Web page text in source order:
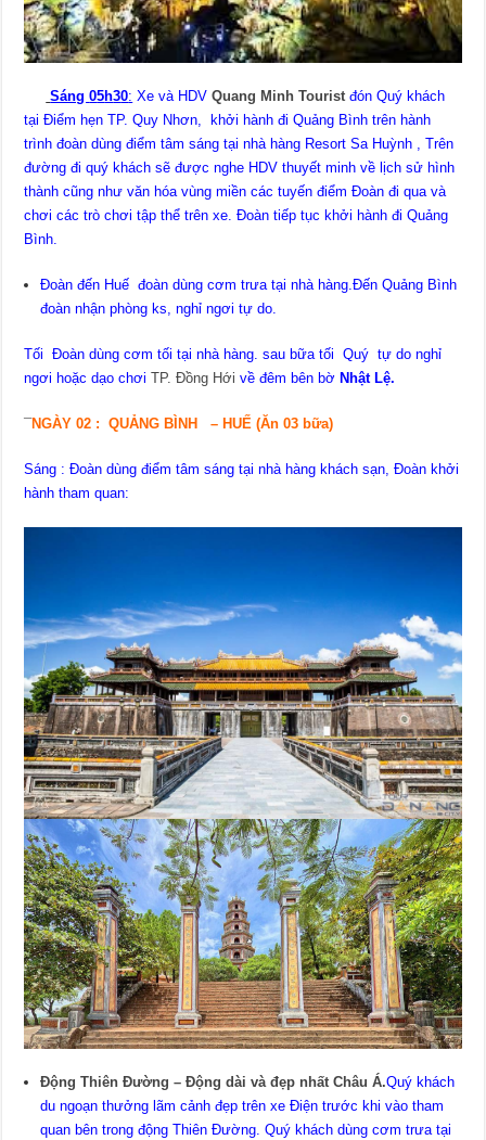
Sáng05h30: Xe và HDVQuang Minh Tourist đón Quý khách
tại Điểm hẹn TP. Quy Nhơn, khởi hành đi Quảng Bình trên hành
trình đoàn dùng điểm tâm sáng tại nhà hàng Resort Sa Huỳnh , Trên
đường đi quý khách sẽ được nghe HDV thuyết minh về lịch sử hình
thành cũng như văn hóa vùng miền các tuyến điểm Đoàn đi qua và
chơi các trò chơi tập thể trên xe. Đoàn tiếp tục khởi hành đi Quảng
Bình.
Đoàn đến Huế đoàn dùng cơm trưa tại nhà hàng.Đến Quảng Bình
đoàn nhận phòng ks, nghỉ ngơi tự do.
Tối Đoàn dùng cơm tối tại nhà hàng. sau bữa tối Quý tự do nghỉ
ngơi hoặc dạo chơiTP. Đồng Hới về đêm bên bờ Nhật Lệ.
¯NGÀY02 : QUẢNG BÌNH – HUẾ(Ăn 03 bữa)
Sáng : Đoàn dùng điểm tâm sáng tại nhà hàng khách sạn, Đoàn khởi
hành tham quan:
Động Thiên Đường – Động dài và đẹp nhất Châu Á.Quý khách
du ngoạn thưởng lãm cảnh đẹp trên xe Điện trước khi vào tham
quan bên trong động Thiên Đường. Quý khách dùng cơm trưa tại